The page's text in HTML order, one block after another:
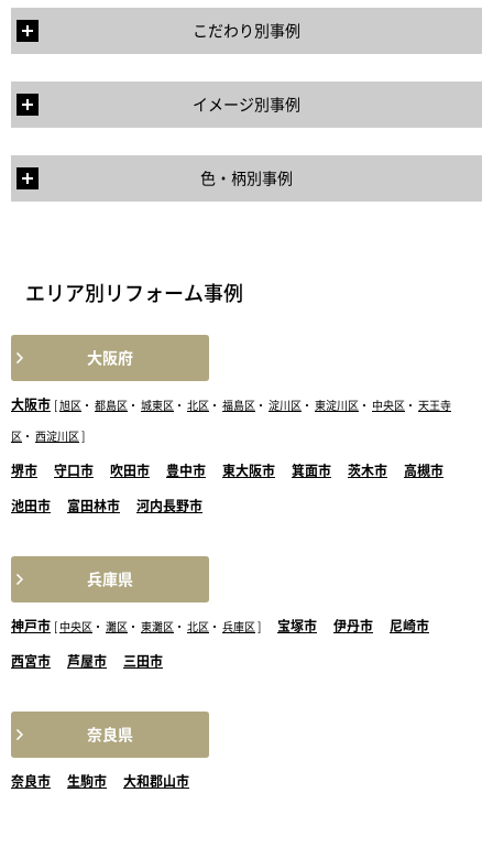
こだわり別事例
イメージ別事例
色・柄別事例
エリア別リフォーム事例
大阪府
大阪市 旭区 ・ 都島区 ・ 城東区 ・ 北区 ・ 福島区 ・ 淀川区 ・ 東淀川区 ・ 中央区 ・ 天王寺
区 ・ 西淀川区
堺市 守口市 吹田市 豊中市 東大阪市 箕面市 茨木市 高槻市
池田市 富田林市 河内長野市
兵庫県
神戸市 中央区 ・ 灘区 ・ 東灘区 ・ 北区 ・ 兵庫区 宝塚市 伊丹市 尼崎市
西宮市 芦屋市 三田市
奈良県
奈良市 生駒市 大和郡山市